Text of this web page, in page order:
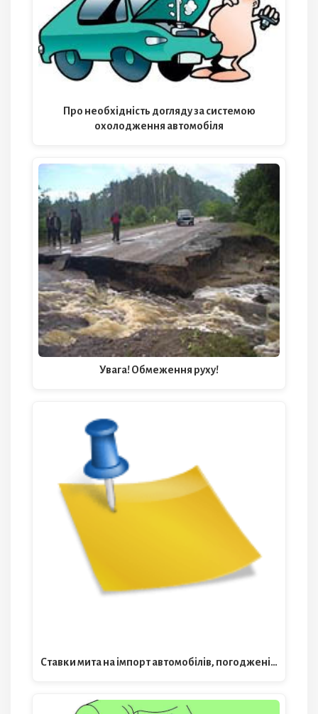
Про необхідність догляду за системою
охолодження автомобіля
Увага! Обмеження руху!
Ставки мита на імпорт автомобілів, погоджені…